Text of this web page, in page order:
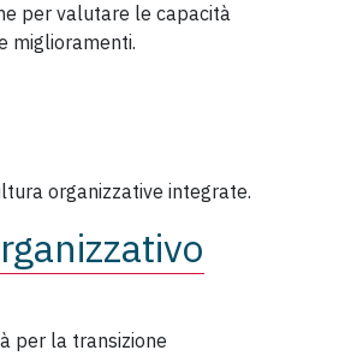
per valutare le capacità
miglioramenti.
organizzative integrate.
per la transizione